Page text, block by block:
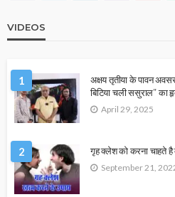
VIDEOS
1
अक्षय तृतीया के पावन अवसर
बिटिया चली ससुराल” का
April 29, 2025
2 गृह क्लेश को करना चाहते
September 21,